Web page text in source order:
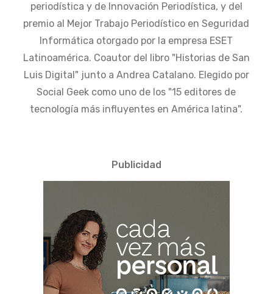
periodística y de Innovación Periodística, y del
premio al Mejor Trabajo Periodístico en Seguridad
Informática otorgado por la empresa ESET
Latinoamérica. Coautor del libro "Historias de San
Luis Digital" junto a Andrea Catalano. Elegido por
Social Geek como uno de los "15 editores de
tecnología más influyentes en América latina".
Publicidad